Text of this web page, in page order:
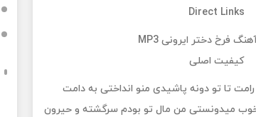
Direct Links
تا تو دونه پاشیدی منو انداختی به دامت
خوب میدونستی من مال تو بودم سرگشته و حیرون